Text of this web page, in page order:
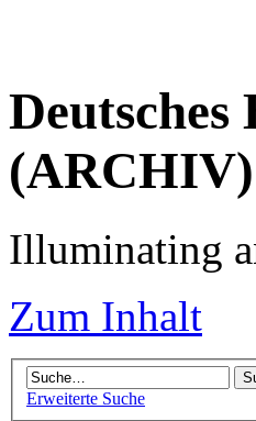
(ARCHIV)
Illuminating
Zum Inhalt
Erweiterte Suche